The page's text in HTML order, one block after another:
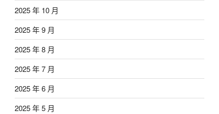
2025 年 10 月
2025 年 9 月
2025 年 8 月
2025 年 7 月
2025 年 6 月
2025 年 5 月